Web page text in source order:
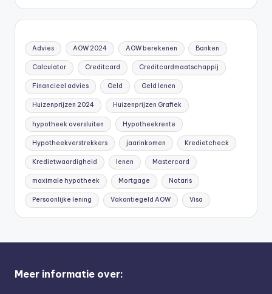
Advies AOW 2024 AOW berekenen Banken
Calculator Creditcard Creditcardmaatschappij
Financieel advies Geld Geld lenen
Huizenprijzen 2024 Huizenprijzen Grafiek
hypotheek oversluiten Hypotheekrente
Hypotheekverstrekkers jaarinkomen Kredietcheck
Kredietwaardigheid lenen Mastercard
maximale hypotheek Mortgage Notaris
Persoonlijke lening Vakantiegeld AOW Visa
Meer informatie over: